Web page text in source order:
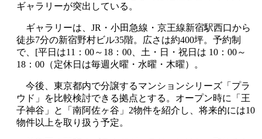
ギャラリーが突出している。
ギャラリーは、 JR ・小田急線・京王線新宿駅西口から
徒歩7分の新宿野村ビル35階。広さは約400坪。予約制
で、 [平日は11 ： 00～ 18 ： 00 、土・日・祝日は 10 ： 00～
18 ： 00 （定休日は毎週火曜・水曜・木曜）。
今後、東京都内で分譲するマンションシリーズ「プラ
ウド」を比較検討できる拠点とする。オープン時に「王
子神谷」と「南阿佐ヶ谷」 2物件を紹介し、将来的には10
物件以上を取り扱う予定。